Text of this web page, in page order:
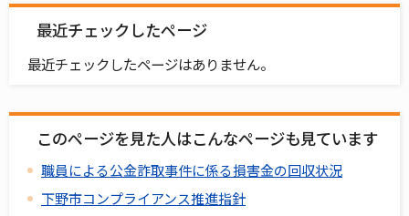
最近チェックしたページ
最近チェックしたページはありません。
このページを見た人はこんなページも見ています
職員による公金詐取事件に係る損害金の回収状況
下野市コンプライアンス推進指針